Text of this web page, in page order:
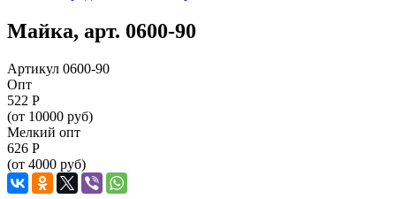
Майка, арт. 0600-90
Артикул 0600-90
Опт
522 Р
(от 10000 руб)
Мелкий опт
626 Р
(от 4000 руб)